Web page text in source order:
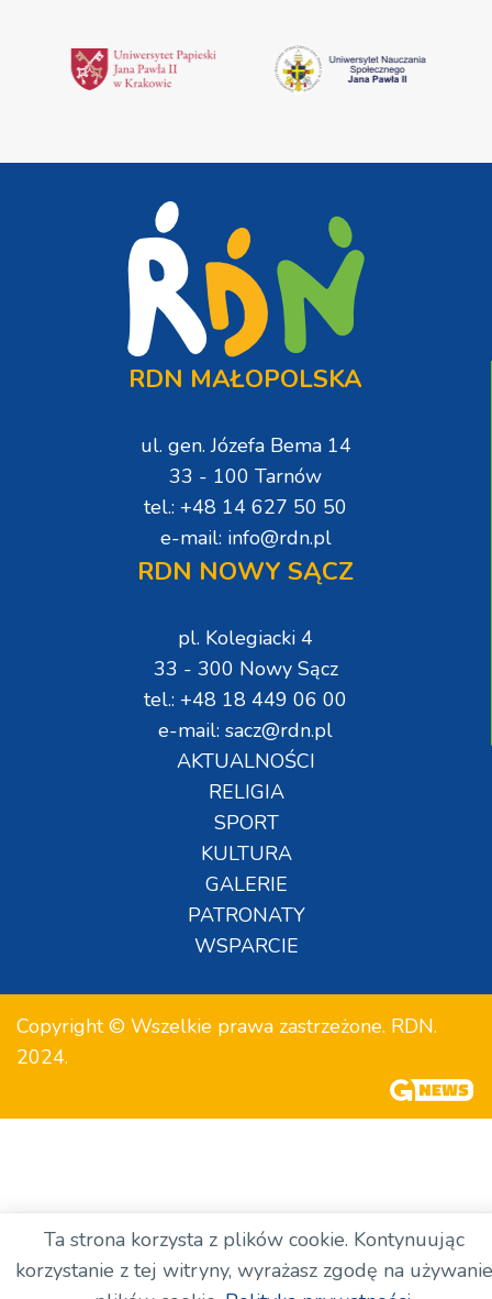
RDN MAŁOPOLSKA
ul. gen. Józefa Bema 14
33 - 100 Tarnów
tel.: +48 14 627 50 50
e-mail: info@rdn.pl
RDN NOWY SĄCZ
pl. Kolegiacki 4
33 - 300 Nowy Sącz
tel.: +48 18 449 06 00
e-mail: sacz@rdn.pl
AKTUALNOŚCI
RELIGIA
SPORT
KULTURA
GALERIE
PATRONATY
WSPARCIE
Copyright © Wszelkie prawa zastrzeżone. RDN.
2024.
Ta strona korzysta z plików cookie. Kontynuując
korzystanie z tej witryny, wyrażasz zgodę na używanie